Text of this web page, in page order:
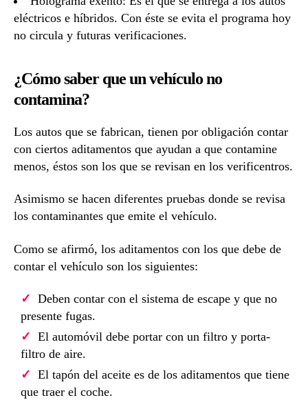
eléctricos e híbridos. Con éste se evita el programa hoy
no circula y futuras verificaciones.
¿Cómo saber que un vehículo no
contamina?
Los autos que se fabrican, tienen por obligación contar
con ciertos aditamentos que ayudan a que contamine
menos, éstos son los que se revisan en los verificentros.
Asimismo se hacen diferentes pruebas donde se revisa
los contaminantes que emite el vehículo.
Como se afirmó, los aditamentos con los que debe de
contar el vehículo son los siguientes:
Deben contar con el sistema de escape y que no
presente fugas.
El automóvil debe portar con un filtro y porta-
filtro de aire.
El tapón del aceite es de los aditamentos que tiene
que traer el coche.